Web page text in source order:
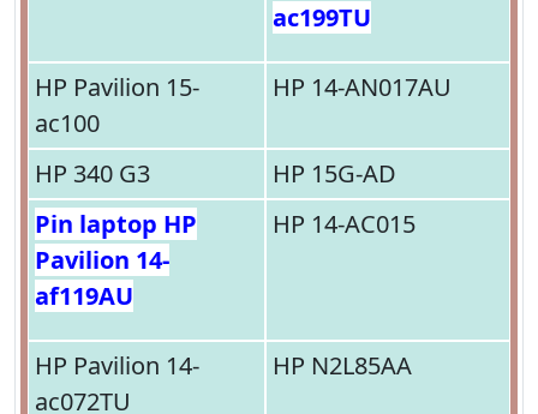
ac199TU
HP Pavilion 15-
ac100
HP 14-AN017AU
HP 340 G3
HP 15G-AD
Pin laptop HP
Pavilion 14-
af119AU
HP 14-AC015
HP Pavilion 14-
ac072TU
HP N2L85AA